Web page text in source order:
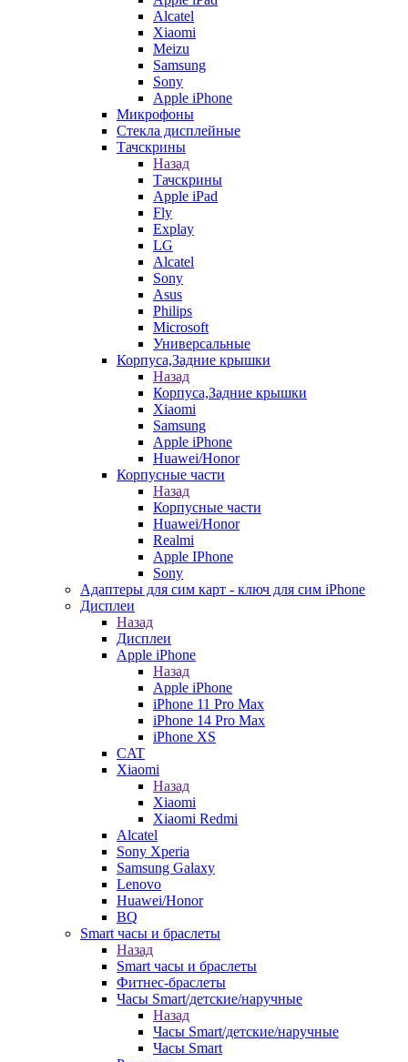
Alcatel
Xiaomi
Meizu
Samsung
Sony
Apple iPhone
Микрофоны
Стекла дисплейные
Тачскрины
Назад
Тачскрины
Apple iPad
Fly
Explay
LG
Alcatel
Sony
Asus
Philips
Microsoft
Универсальные
Корпуса,Задние крышки
Назад
Корпуса,Задние крышки
Xiaomi
Samsung
Apple iPhone
Huawei/Honor
Корпусные части
Назад
Корпусные части
Huawei/Honor
Realmi
Apple IPhone
Sony
Адаптеры для сим карт - ключ для сим iPhone
Дисплеи
Назад
Дисплеи
Apple iPhone
Назад
Apple iPhone
iPhone 11 Pro Max
iPhone 14 Pro Max
iPhone XS
CAT
Xiaomi
Назад
Xiaomi
Xiaomi Redmi
Alcatel
Sony Xperia
Samsung Galaxy
Lenovo
Huawei/Honor
BQ
Smart часы и браслеты
Назад
Smart часы и браслеты
Фитнес-браслеты
Часы Smart/детские/наручные
Назад
Часы Smart/детские/наручные
Часы Smart